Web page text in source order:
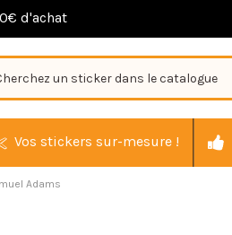
d'achat
Vos stickers sur-mesure !
Adams